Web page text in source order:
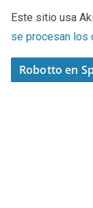
Este sitio usa
se procesan los
Robotto en